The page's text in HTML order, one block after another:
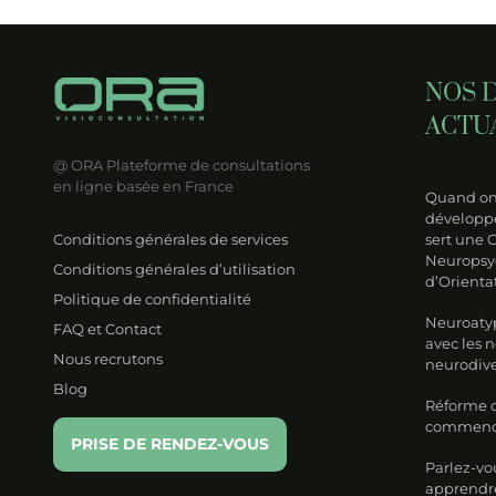
bienfaits
@ ORA Plateforme de consultations
en ligne basée en France
Conditions générales de services
Conditions générales d’utilisation
Politique de confidentialité
FAQ et Contact
Nous recrutons
Blog
PRISE DE RENDEZ-VOUS
NOS
Quand
sert une
avec les
Réforme
Parlez-